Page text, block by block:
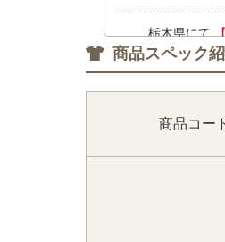
栃木県にて
2(L) ブルー系
ツ L ホワイ
EN ワンピ
EN ワンピ
商品スペック
商品コー